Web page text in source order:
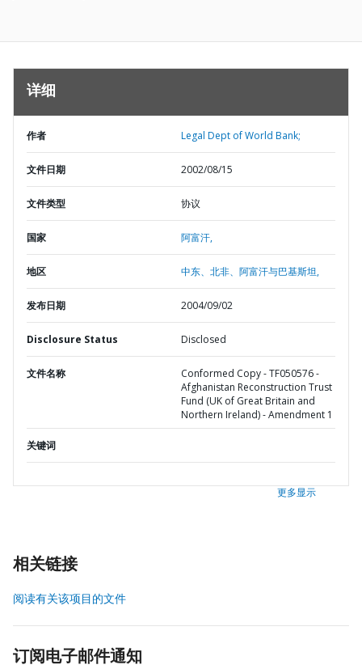
详细
作者 Legal Dept of World Bank;
文件日期 2002/08/15
文件类型 协议
国家 阿富汗,
地区 中东、北非、阿富汗与巴基斯坦,
发布日期 2004/09/02
Disclosure Status Disclosed
文件名称
Conformed Copy - TF050576 -
Afghanistan Reconstruction Trust
Fund (UK of Great Britain and
Northern Ireland) - Amendment 1
关键词
更多显示
相关链接
阅读有关该项目的文件
订阅电子邮件通知